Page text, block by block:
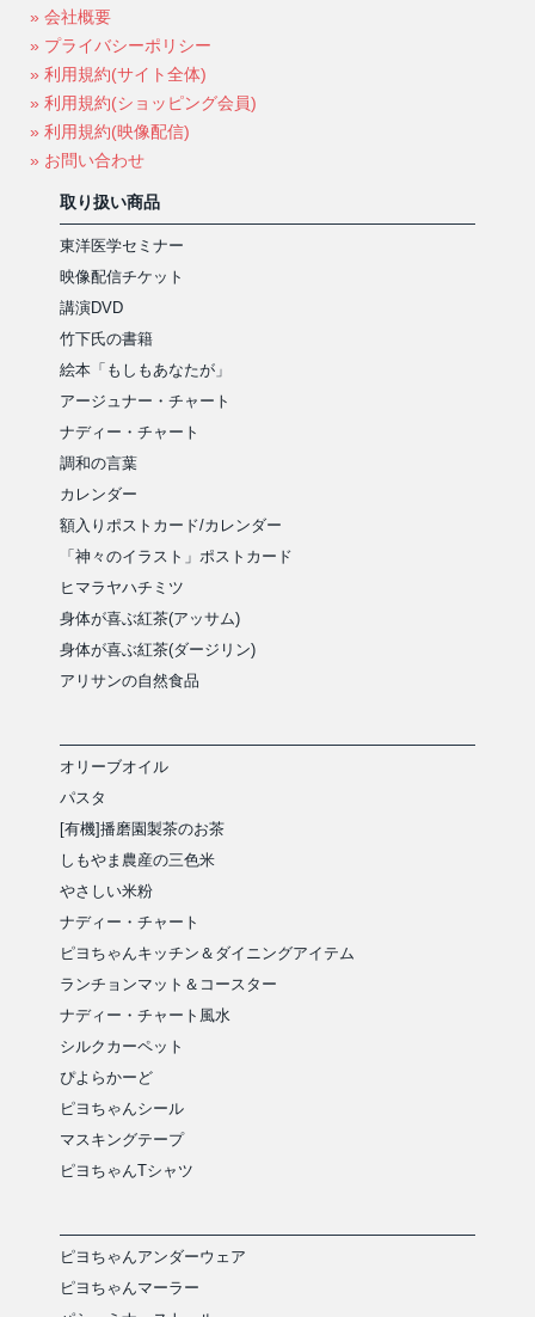
» 会社概要
» プライバシーポリシー
» 利用規約(サイト全体)
» 利用規約(ショッピング会員)
» 利用規約(映像配信)
» お問い合わせ
取り扱い商品
東洋医学セミナー
映像配信チケット
講演DVD
竹下氏の書籍
絵本「もしもあなたが」
アージュナー・チャート
ナディー・チャート
調和の言葉
カレンダー
額入りポストカード/カレンダー
「神々のイラスト」ポストカード
ヒマラヤハチミツ
身体が喜ぶ紅茶(アッサム)
身体が喜ぶ紅茶(ダージリン)
アリサンの自然食品
オリーブオイル
パスタ
[有機]播磨園製茶のお茶
しもやま農産の三色米
やさしい米粉
ナディー・チャート
ピヨちゃんキッチン＆ダイニングアイテム
ランチョンマット＆コースター
ナディー・チャート風水
シルクカーペット
ぴよらかーど
ピヨちゃんシール
マスキングテープ
ピヨちゃんTシャツ
ピヨちゃんアンダーウェア
ピヨちゃんマーラー